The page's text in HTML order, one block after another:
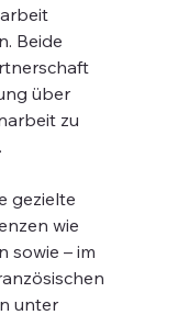
Beide
über
zu
gezielte
wie
sowie – im
unter